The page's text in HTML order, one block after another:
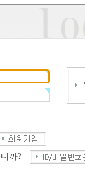
니까?